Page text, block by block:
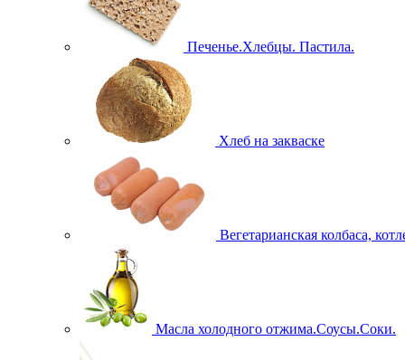
Печенье.Хлебцы. Пастила.
Хлеб на закваске
Вегетарианская колбаса,
Масла холодного отжима.Соусы.Соки.